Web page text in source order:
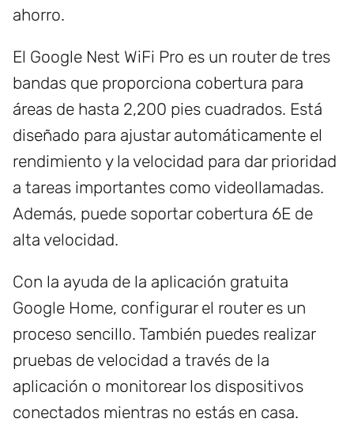
ahorro.
El Google Nest WiFi Pro es un router de tres
bandas que proporciona cobertura para
áreas de hasta 2,200 pies cuadrados. Está
diseñado para ajustar automáticamente el
rendimiento y la velocidad para dar prioridad
a tareas importantes como videollamadas.
Además, puede soportar cobertura 6E de
alta velocidad.
Con la ayuda de la aplicación gratuita
Google Home, configurar el router es un
proceso sencillo. También puedes realizar
pruebas de velocidad a través de la
aplicación o monitorear los dispositivos
conectados mientras no estás en casa.